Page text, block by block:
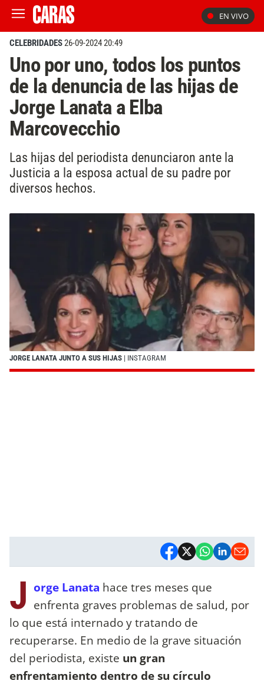
EN VIVO
CELEBRIDADES26-09-2024 20:49
Uno por uno, todos los puntos
de la denuncia de las hijas de
Jorge Lanata a Elba
Marcovecchio
Las hijas del periodista denunciaron ante la
Justicia a la esposa actual de su padre por
diversos hechos.
JORGE LANATA JUNTO A SUS HIJAS | INSTAGRAM
J orge Lanata hace tres meses que
enfrenta graves problemas de salud, por
lo que está internado y tratando de
recuperarse. En medio de la grave situación
del periodista, existe un gran
enfrentamiento dentro de su círculo